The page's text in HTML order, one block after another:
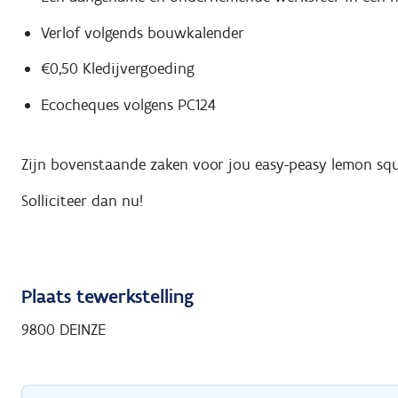
Verlof volgends bouwkalender
€0,50 Kledijvergoeding
Ecocheques volgens PC124
Zijn bovenstaande zaken voor jou easy-peasy lemon
Solliciteer dan nu!
Plaats tewerkstelling
9800 DEINZE